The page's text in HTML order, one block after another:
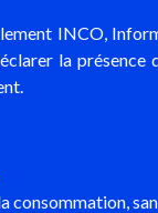
INCO,
la
consommation,